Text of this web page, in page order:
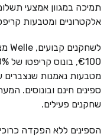
תמיכה במגוון אמצעי
אלקטרוניים ומטבעות
מטבעות נאמנות שנצברים
ספינים חינם ובונוסים.
שחקנים פעילים.